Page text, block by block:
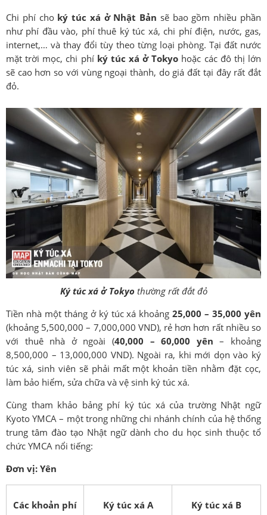
Chi phí choký túc xá ở Nhật Bản sẽ bao gồm nhiều phần
như phí đầu vào, phí thuê ký túc xá, chi phí điện, nước, gas,
internet,… và thay đổi tùy theo từng loại phòng. Tại đất nước
mặt trời mọc, chi phí ký túc xá ở Tokyo hoặc các đô thị lớn
sẽ cao hơn so với vùng ngoại thành, do giá đất tại đây rất đắt
đỏ.
Ký túc xá ở Tokyo thường rất đắt đỏ
Tiền nhà một tháng ở ký túc xá khoảng25,000 – 35,000 yên
(khoảng 5,500,000 – 7,000,000 VND), rẻ hơn hơn rất nhiều so
với thuê nhà ở ngoài (40,000 – 60,000 yên – khoảng
8,500,000 – 13,000,000 VND). Ngoài ra, khi mới dọn vào ký
túc xá, sinh viên sẽ phải mất một khoản tiền nhằm đặt cọc,
làm bảo hiểm, sửa chữa và vệ sinh ký túc xá.
Cùng tham khảo bảng phí ký túc xá của trường Nhật ngữ
Kyoto YMCA – một trong những chi nhánh chính của hệ thống
trung tâm đào tạo Nhật ngữ dành cho du học sinh thuộc tổ
chức YMCA nổi tiếng:
Đơn vị: Yên
Các khoản phí Ký túc xá A Ký túc xá B